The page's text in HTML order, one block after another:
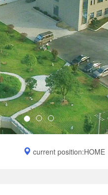
current position:HOME